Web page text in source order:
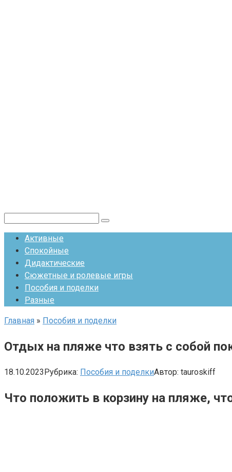
Активные
Спокойные
Дидактические
Сюжетные и ролевые игры
Пособия и поделки
Разные
Главная » Пособия и поделки
Отдых на пляже что взять с собой
18.10.2023Рубрика: Пособия и поделкиАвтор: tauroskiff
Что положить в корзину на пляже,